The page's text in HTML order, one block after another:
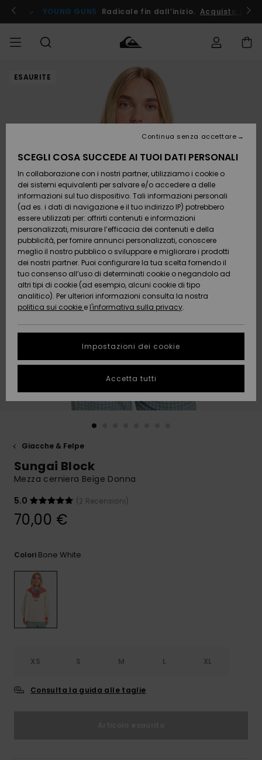
informazioni
prodotto
! YOUNG GUNS Radicale fin dall’inizio. Acquista Ora
UOMO Abbigliamento
Accessori
Calzature
e
infradito
Surf /
Acqua
Snow
Scoprire
Abbigliamento
Accessori
Calzature
e
infradito
Surf /
Acqua
Neve
Scoprire
Shop
Nuovi
Da
Scoprire
Snow
SURF
Surf Shop
Uomo
Highlights
Comunità
SNOW
Snow
Shop
Uomo
Shop
Snow
Shop
Donna
Da
Scoprire
OUTLET
Outlet
Uomo
Outlet
Donna
AIUTO &
CONTATTI
Accedi al tuo
ordine
Spedizione
Pagamento
Buono regalo
Quiksilver
Freedom
Protezione
dei dati
Guida alle
conversazione
per ottenere
la risposta
più rapida
alla tua
conversazione
Trova le
risposte alle
domande
APP
ESAURITE
Giacche & Felpe
Sungai Block
Mezza cerniera Beige Donna
5.0
(2 Recensioni)
70,00 €
Colori Bone White
XS S M L XL
Consulta la guida alle taglie
SCEGLI COSA SUCCEDE AI TUOI DATI PERSONALI
In collaborazione con i nostri partner, utilizziamo i cookie o
dei sistemi equivalenti per salvare e/o accedere a delle
informazioni sul tuo dispositivo. Tali informazioni personali
(ad es. i dati di navigazione e il tuo indirizzo IP) potrebbero
essere utilizzati per: offrirti contenuti e informazioni
personalizzati, misurare l’efficacia dei contenuti e della
pubblicità, per fornire annunci personalizzati, conoscere
meglio il nostro pubblico o sviluppare e migliorare i prodotti
dei nostri partner. Puoi configurare la tua scelta fornendo il
tuo consenso all’uso di determinati cookie o negandolo ad
altri tipi di cookie (ad esempio, alcuni cookie di tipo
analitico). Per ulteriori informazioni consulta la nostra
politica sui cookie e l'informativa sulla privacy.
Impostazioni dei cookie
Continua senza accettare
Accetta tutti